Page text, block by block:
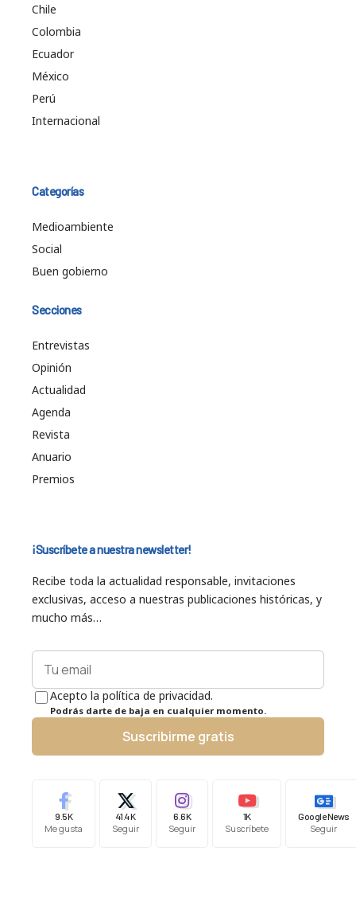
Chile
Colombia
Ecuador
México
Perú
Internacional
Categorías
Medioambiente
Social
Buen gobierno
Secciones
Entrevistas
Opinión
Actualidad
Agenda
Revista
Anuario
Premios
¡Suscríbete a nuestra newsletter!
Recibe toda la actualidad responsable, invitaciones
exclusivas, acceso a nuestras publicaciones históricas, y
mucho más…
Acepto la política de privacidad.
Podrás darte de baja en cualquier momento.
Suscribirme gratis
9.5K
Me gusta
41.4K
Seguir
6.6K
Seguir
1K
Suscríbete
Google News
Seguir